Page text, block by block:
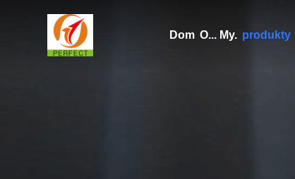
Dom O... My. produkty